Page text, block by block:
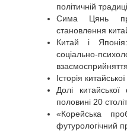
політичній
Сима Цянь
становлення
Китай і
соціально-
взаємосприйняття.
Історія китайської
Долі китайської
половині 20
«Корейська
футурологічний